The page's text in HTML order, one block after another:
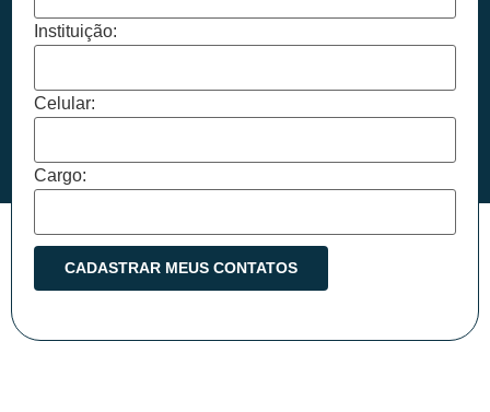
Instituição:
Celular:
Cargo: